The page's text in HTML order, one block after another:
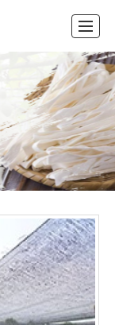
留言反馈 联系我们